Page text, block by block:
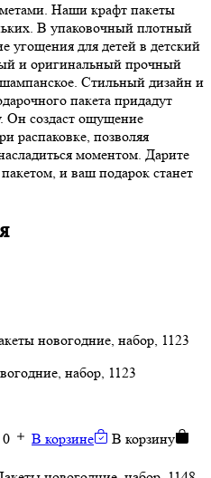
Наши крафт пакеты
В упаковочный плотный
угощения для детей в детский
и оригинальный прочный
Стильный дизайн и
пакета придадут
Он создаст ощущение
распаковке, позволяя
моментом. Дарите
и ваш подарок станет
набор, 1123
0
В корзине В корзину